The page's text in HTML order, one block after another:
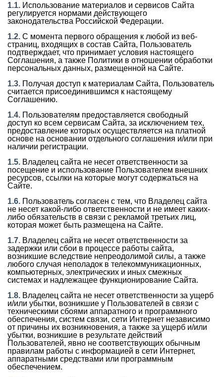
1.1. Использование материалов и сервисов Сайта
регулируется нормами действующего
законодательства Российской Федерации.
1.2. С момента первого обращения к любой из веб-
страниц, входящих в состав Сайта, Пользователь
подтверждает, что принимает условия настоящего
Соглашения, а также Политики в отношении обработки
персональных данных, размещенной на Сайте.
1.3. Получая доступ к материалам Сайта, Пользователь
считается присоединившимся к настоящему
Соглашению.
1.4. Пользователям предоставляется свободный
доступ ко всем сервисам Сайта, за исключением тех,
предоставление которых осуществляется на платной
основе на основании отдельного соглашения и/или при
наличии регистрации.
1.5. Владелец сайта не несет ответственности за
посещение и использование Пользователем внешних
ресурсов, ссылки на которые могут содержаться на
Сайте.
1.6. Пользователь согласен с тем, что Владелец сайта
не несет какой-либо ответственности и не имеет каких-
либо обязательств в связи с рекламой третьих лиц,
которая может быть размещена на Сайте.
1.7. Владелец сайта не несет ответственности за
задержки или сбои в процессе работы сайта,
возникшие вследствие непреодолимой силы, а также
любого случая неполадок в телекоммуникационных,
компьютерных, электрических и иных смежных
системах и надлежащее функционирование Сайта.
1.8. Владелец сайта не несет ответственности за ущерб
и/или убытки, возникшие у Пользователей в связи с
техническими сбоями аппаратного и программного
обеспечения, систем связи, сети Интернет независимо
от причины их возникновения, а также за ущерб и/или
убытки, возникшие в результате действий
Пользователей, явно не соответствующих обычным
правилам работы с информацией в сети Интернет,
аппаратными средствами или программным
обеспечением.